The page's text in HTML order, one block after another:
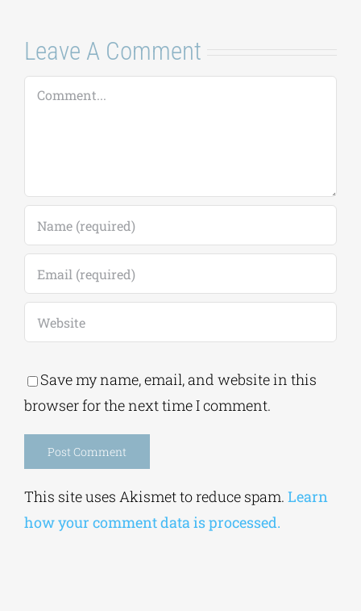
browser for the next time I comment.
how your comment data is processed.